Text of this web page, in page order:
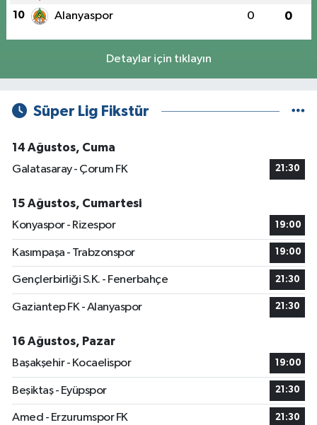
10 Alanyaspor 0 0
Detaylar için tıklayın
Süper Lig Fikstür
14 Ağustos, Cuma
Galatasaray - Çorum FK
21:30
15 Ağustos, Cumartesi
Konyaspor - Rizespor
19:00
Kasımpaşa - Trabzonspor 19:00
Gençlerbirliği S.K. - Fenerbahçe 21:30
Gaziantep FK - Alanyaspor 21:30
16 Ağustos, Pazar
Başakşehir - Kocaelispor
19:00
Beşiktaş - Eyüpspor 21:30
Amed - Erzurumspor FK 21:30